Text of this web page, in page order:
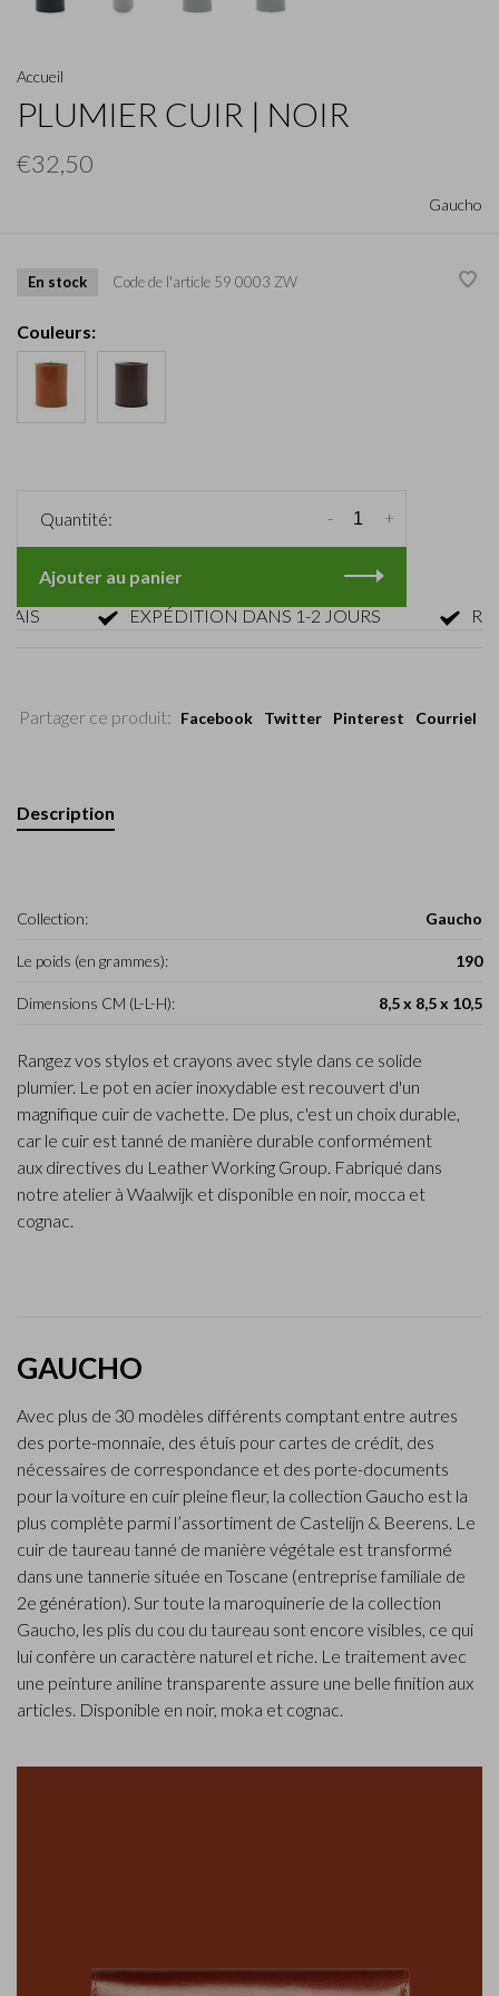
Accueil
PLUMIER CUIR | NOIR
€32,50
Gaucho
En stock Code de l'article 59 0003 ZW
Couleurs:
Quantité: +
-
Ajouter au panier
EXPÉDITION DANS 1-2 JOURS
Partager ce produit: Facebook Twitter Pinterest Courriel
Description
Collection: Gaucho
Le poids (en grammes): 190
Dimensions CM (L-L-H): 8,5 x 8,5 x 10,5
Rangez vos stylos et crayons avec style dans ce solide
plumier. Le pot en acier inoxydable est recouvert d'un
magnifique cuir de vachette. De plus, c'est un choix durable,
car le cuir est tanné de manière durable conformément
aux directives du Leather Working Group. Fabriqué dans
notre atelier à Waalwijk et disponible en noir, mocca et
cognac.
GAUCHO
Avec plus de 30 modèles différents comptant entre autres
des porte-monnaie, des étuis pour cartes de crédit, des
nécessaires de correspondance et des porte-documents
pour la voiture en cuir pleine fleur, la collection Gaucho est la
plus complète parmi l’assortiment de Castelijn & Beerens. Le
cuir de taureau tanné de manière végétale est transformé
dans une tannerie située en Toscane (entreprise familiale de
2e génération). Sur toute la maroquinerie de la collection
Gaucho, les plis du cou du taureau sont encore visibles, ce qui
lui confère un caractère naturel et riche. Le traitement avec
une peinture aniline transparente assure une belle finition aux
articles. Disponible en noir, moka et cognac.